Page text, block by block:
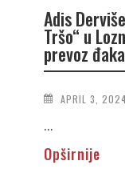
Adis
Tršo“ u
prevoz đaka
APRIL 3,
...
Opširnije